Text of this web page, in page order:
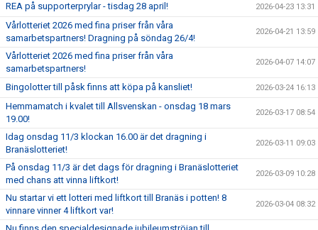
REA på supporterprylar - tisdag 28 april! 2026-04-23 13:31
Vårlotteriet 2026 med fina priser från våra
samarbetspartners! Dragning på söndag 26/4!
2026-04-21 13:59
Vårlotteriet 2026 med fina priser från våra
samarbetspartners!
2026-04-07 14:07
Bingolotter till påsk finns att köpa på kansliet! 2026-03-24 16:13
Hemmamatch i kvalet till Allsvenskan - onsdag 18 mars
19.00!
2026-03-17 08:54
Idag onsdag 11/3 klockan 16.00 är det dragning i
Branäslotteriet!
2026-03-11 09:03
På onsdag 11/3 är det dags för dragning i Branäslotteriet
med chans att vinna liftkort!
2026-03-09 10:28
Nu startar vi ett lotteri med liftkort till Branäs i potten! 8
vinnare vinner 4 liftkort var!
2026-03-04 08:32